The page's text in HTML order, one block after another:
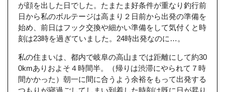
が顔を出した日でした。たまたま好条件が重なり釣行前
日から私のボルテージは高まり２日前から出発の準備を
始め、前日はフック交換や細かい準備をして気付くと時
刻は23時を過ぎていました。24時出発なのに…。
私の住まいは、都内で岐阜の高山までは距離にして約30
0kmありおよそ４時間半。（帰りは渋滞にやられて７時
間かかった）朝一に間に合うよう余裕をもって出発する
つもりが寝過ごしてしまい到着した時刻は既に日が昇り